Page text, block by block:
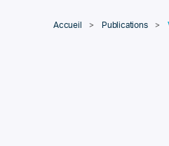
Accueil > Publications >